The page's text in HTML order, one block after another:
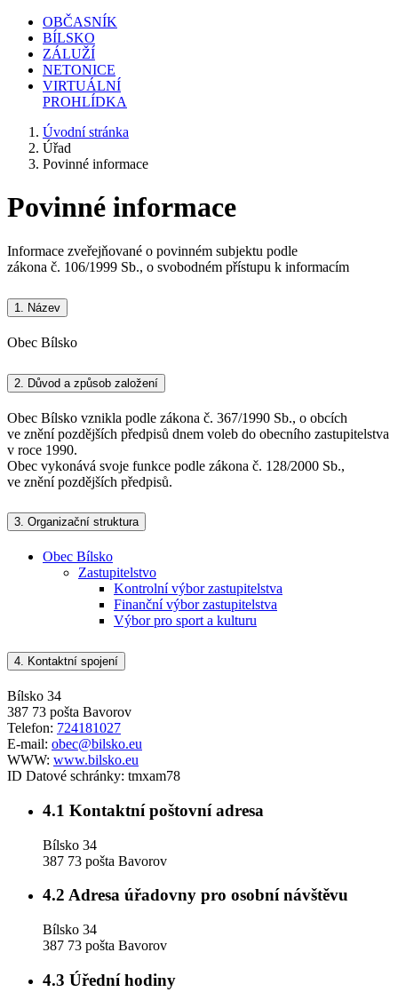
OBČASNÍK
BÍLSKO
ZÁLUŽÍ
NETONICE
VIRTUÁLNÍ
PROHLÍDKA
Úvodní stránka
Úřad
Povinné informace
Povinné informace
Informace zveřejňované o povinném subjektu podle
zákona č. 106/1999 Sb., o svobodném přístupu k informacím
1. Název
Obec Bílsko
2. Důvod a způsob založení
Obec Bílsko vznikla podle zákona č. 367/1990 Sb., o obcích
ve znění pozdějších předpisů dnem voleb do obecního zastupitelstva
v roce 1990.
Obec vykonává svoje funkce podle zákona č. 128/2000 Sb.,
ve znění pozdějších předpisů.
3. Organizační struktura
Obec Bílsko
Zastupitelstvo
Kontrolní výbor zastupitelstva
Finanční výbor zastupitelstva
Výbor pro sport a kulturu
4. Kontaktní spojení
Bílsko 34
387 73 pošta Bavorov
Telefon: 724181027
E-mail: obec@bilsko.eu
WWW: www.bilsko.eu
ID Datové schránky: tmxam78
4.1 Kontaktní poštovní adresa
Bílsko 34
387 73 pošta Bavorov
4.2 Adresa úřadovny pro osobní návštěvu
Bílsko 34
387 73 pošta Bavorov
4.3 Úřední hodiny